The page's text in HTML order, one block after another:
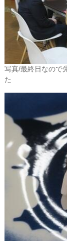
写真/最終日なので
た